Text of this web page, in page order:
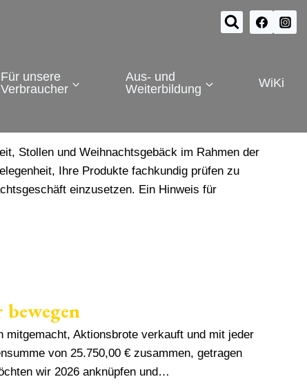
Für unsere
Verbraucher
Aus- und
Weiterbildung
WiKi
Stollen und Weihnachtsgebäck im Rahmen der
Ihre Produkte fachkundig prüfen zu
einzusetzen. Ein Hinweis für
mitgemacht, Aktionsbrote verkauft und mit jeder
von 25.750,00 € zusammen, getragen
wir 2026 anknüpfen und…